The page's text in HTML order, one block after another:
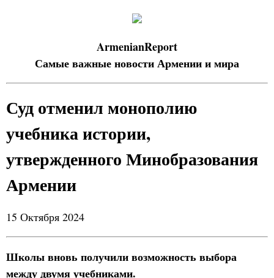
ArmenianReport
Самые важные новости Армении и мира
Суд отменил монополию
учебника истории,
утвержденного Минобразования
Армении
15 Октября 2024
Школы вновь получили возможность выбора
между двумя учебниками.